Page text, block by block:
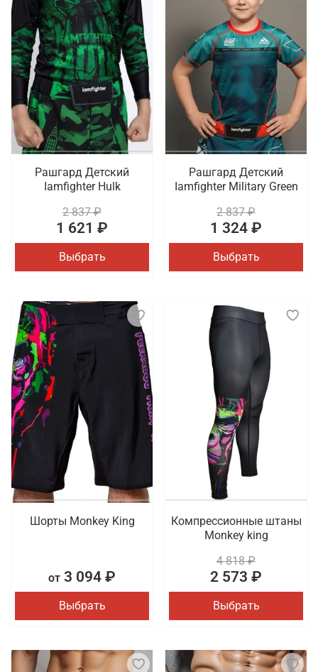
Рашгард Детский
Iamfighter Hulk
2 837 ₽
1 621 ₽
Выбрать
Рашгард Детский
Iamfighter Military Green
2 837 ₽
1 324 ₽
Выбрать
Шорты Monkey King
от 3 094 ₽
Выбрать
Компрессионные штаны
Monkey king
4 818 ₽
2 573 ₽
Выбрать